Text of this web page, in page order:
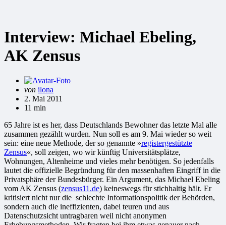
Interview: Michael Ebeling,
AK Zensus
Gepostet
von
von ilona
2. Mai 2011
11 min
65 Jahre ist es her, dass Deutschlands Bewohner das letzte Mal alle
zusammen gezählt wurden. Nun soll es am 9. Mai wieder so weit
sein: eine neue Methode, der so genannte »registergestützte
Zensus«, soll zeigen, wo wir künftig Universitätsplätze,
Wohnungen, Altenheime und vieles mehr benötigen. So jedenfalls
lautet die offizielle Begründung für den massenhaften Eingriff in die
Privatsphäre der Bundesbürger. Ein Argument, das Michael Ebeling
vom AK Zensus (zensus11.de) keineswegs für stichhaltig hält. Er
kritisiert nicht nur die schlechte Informationspolitik der Behörden,
sondern auch die ineffizienten, dabei teuren und aus
Datenschutzsicht untragbaren weil nicht anonymen